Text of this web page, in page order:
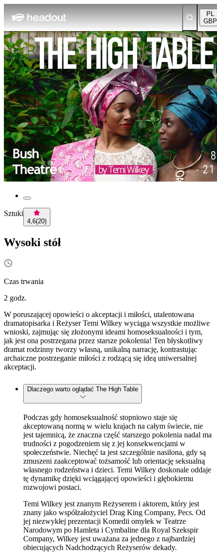
PL
GBP
Sztuki
4,6(20)
Wysoki stół
Czas trwania
2 godz.
W poruszającej opowieści o akceptacji i miłości, utalentowana
dramatopisarka i Reżyser Temi Wilkey wyciąga wszystkie możliwe
wnioski, zajmując się złożonymi ideami homoseksualności i tym,
jak jest ona postrzegana przez starsze pokolenia! Ten błyskotliwy
dramat rodzinny tworzy własną, unikalną narrację, kontrastując
archaiczne postrzeganie miłości z rodzącą się ideą uniwersalnej
akceptacji.
Dlaczego warto oglądać The High Table
Podczas gdy homoseksualność stopniowo staje się
akceptowaną normą w wielu krajach na całym świecie, nie
jest tajemnicą, że znaczna część starszego pokolenia nadal ma
trudności z pogodzeniem się z jej konsekwencjami w
społeczeństwie. Niechęć ta jest szczególnie nasilona, gdy są
zmuszeni zaakceptować tożsamość lub orientację seksualną
własnego rodzeństwa i dzieci. Temi Wilkey doskonale oddaje
tę dynamikę dzięki wciągającej opowieści i głębokiemu
rozwojowi postaci.
Temi Wilkey jest znanym Reżyserem i aktorem, który jest
znany jako współzałożyciel Drag King Company, Pecs. Od
jej niezwykłej prezentacji Komedii omyłek w Teatrze
Narodowym po Hamleta i Cymbaline dla Royal Szekspir
Company, Wilkey jest uważana za jednego z najbardziej
obiecujących Nadchodzących Reżyserów dekady.